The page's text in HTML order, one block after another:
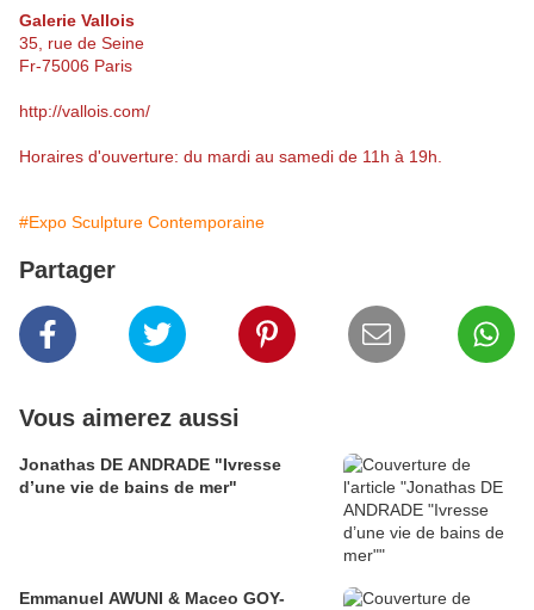
Galerie Vallois
35, rue de Seine
Fr-75006 Paris
http://vallois.com/
Horaires d'ouverture: du mardi au samedi de 11h à 19h.
#Expo Sculpture Contemporaine
Partager
Vous aimerez aussi
Jonathas DE ANDRADE "Ivresse
d’une vie de bains de mer"
Emmanuel AWUNI & Maceo GOY-